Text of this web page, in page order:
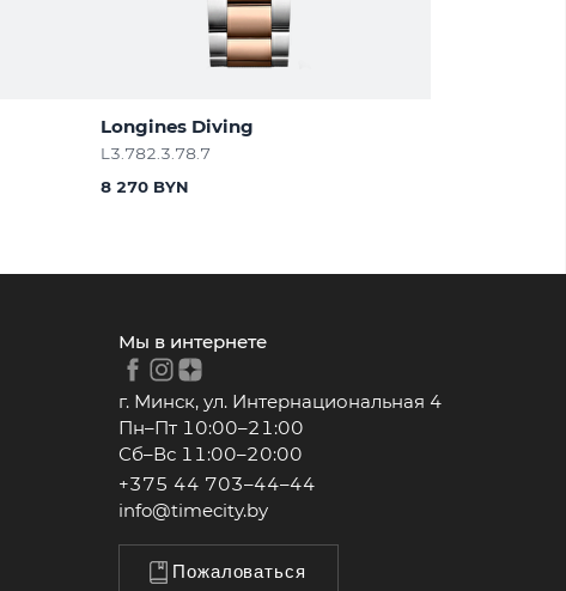
Longines Diving
L3.782.3.78.7
8 270 BYN
Мы в интернете
г. Минск, ул. Интернациональная 4
Пн–Пт 10:00–21:00
Сб–Вс 11:00–20:00
+375 44 703–44–44
info@timecity.by
Пожаловаться